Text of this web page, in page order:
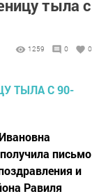
тыла с
1259 0 0
письмо
и
Равиля